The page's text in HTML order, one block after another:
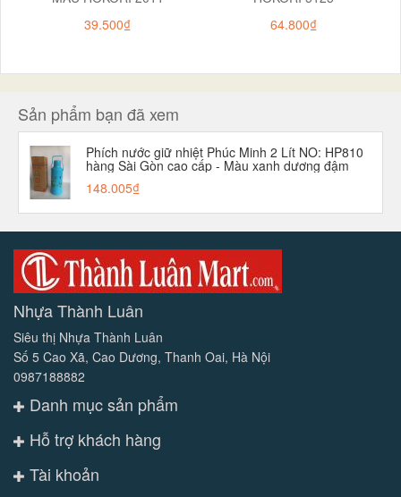
39.500₫
64.800₫
Sản phẩm bạn đã xem
Phích nước giữ nhiệt Phúc Minh 2 Lít NO: HP810
hàng Sài Gòn cao cấp - Màu xanh dương đậm
148.005₫
Nhựa Thành Luân
Siêu thị Nhựa Thành Luân
Số 5 Cao Xã, Cao Dương, Thanh Oai, Hà Nội
0987188882
Danh mục sản phẩm
Hỗ trợ khách hàng
Tài khoản